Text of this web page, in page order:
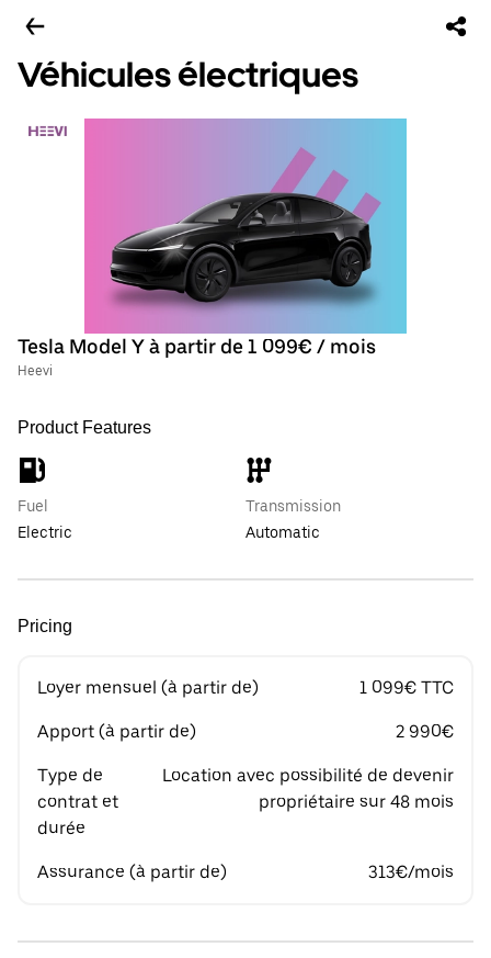
Véhicules électriques
Tesla Model Y à partir de 1 099€ / mois
Heevi
Product Features
Fuel
Electric
Transmission
Automatic
Pricing
Loyer mensuel (à partir de) 1 099€ TTC
Apport (à partir de) 2 990€
Type de
contrat et
durée
Location avec possibilité de devenir
propriétaire sur 48 mois
Assurance (à partir de) 313€/mois